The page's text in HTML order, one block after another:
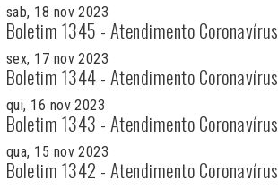
sab, 18 nov 2023
Boletim 1345 - Atendimento Coronavírus
sex, 17 nov 2023
Boletim 1344 - Atendimento Coronavírus
qui, 16 nov 2023
Boletim 1343 - Atendimento Coronavírus
qua, 15 nov 2023
Boletim 1342 - Atendimento Coronavírus